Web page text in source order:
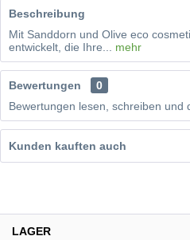
Beschreibung
Mit Sanddorn und Olive eco
entwickelt, die Ihre... mehr
Bewertungen
0
Bewertungen lesen, schreiben und
Kunden kauften auch
LAGER